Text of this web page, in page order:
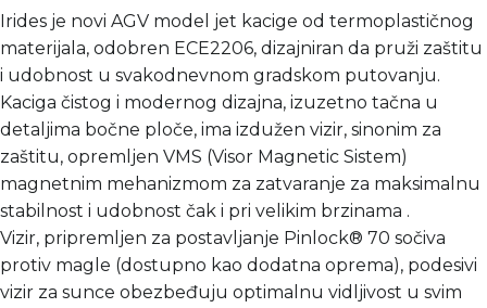
Irides je novi AGV model jet kacige od termoplastičnog
materijala, odobren ECE2206, dizajniran da pruži zaštitu
i udobnost u svakodnevnom gradskom putovanju.
Kaciga čistog i modernog dizajna, izuzetno tačna u
detaljima bočne ploče, ima izdužen vizir, sinonim za
zaštitu, opremljen VMS (Visor Magnetic Sistem)
magnetnim mehanizmom za zatvaranje za maksimalnu
stabilnost i udobnost čak i pri velikim brzinama .
Vizir, pripremljen za postavljanje Pinlock® 70 sočiva
protiv magle (dostupno kao dodatna oprema), podesivi
vizir za sunce obezbeđuju optimalnu vidljivost u svim